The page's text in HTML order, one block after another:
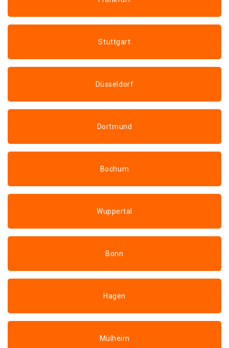
Stuttgart
Düsseldorf
Dortmund
Bochum
Wuppertal
Bonn
Hagen
Mülheim